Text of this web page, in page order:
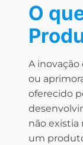
O
A
ou
oferecido
não existia
um